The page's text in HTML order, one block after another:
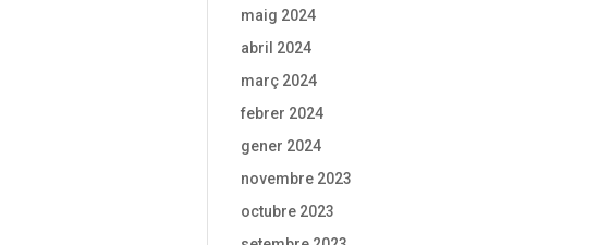
maig 2024
abril 2024
març 2024
febrer 2024
gener 2024
novembre 2023
octubre 2023